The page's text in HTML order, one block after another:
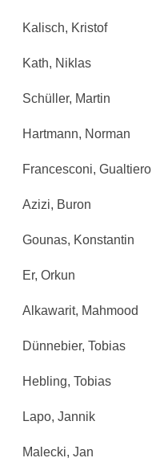
Kalisch, Kristof
Kath, Niklas
Schüller, Martin
Hartmann, Norman
Francesconi, Gualtiero
Azizi, Buron
Gounas, Konstantin
Er, Orkun
Alkawarit, Mahmood
Dünnebier, Tobias
Hebling, Tobias
Lapo, Jannik
Malecki, Jan